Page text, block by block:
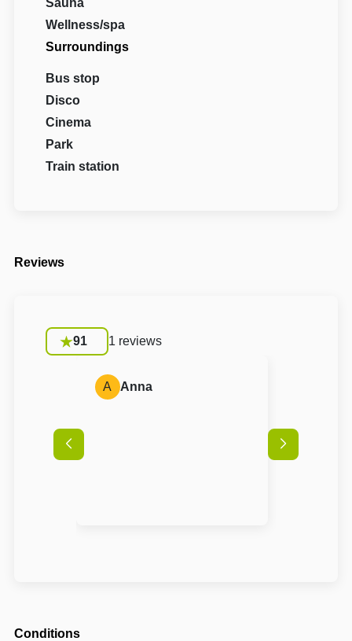
Wellness/spa
Surroundings
Bus stop
Disco
Cinema
Park
Train station
Reviews
91 1 reviews
A Anna
Conditions